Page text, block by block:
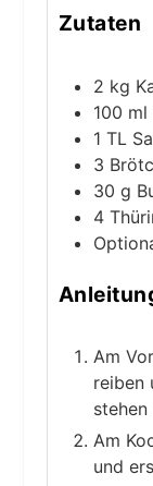
Zutaten
2 kg
100 ml
1 TL
3
30 g
4
Am
reiben
stehen
Am
und